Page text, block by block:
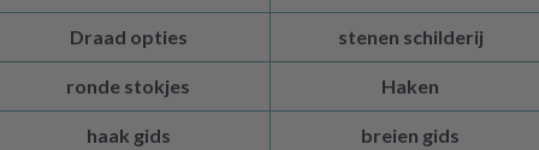
Draad opties stenen schilderij
ronde stokjes Haken
haak gids breien gids